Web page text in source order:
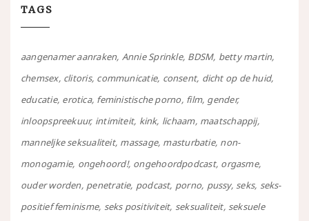
TAGS
aangenamer aanraken Annie Sprinkle BDSM betty martin
chemsex clitoris communicatie consent dicht op de huid
educatie erotica feministische porno film gender
inloopspreekuur intimiteit kink lichaam maatschappij
manneljke seksualiteit massage masturbatie non-
monogamie ongehoord! ongehoordpodcast orgasme
ouder worden penetratie podcast porno pussy seks seks-
positief feminisme seks positiviteit seksualiteit seksuele